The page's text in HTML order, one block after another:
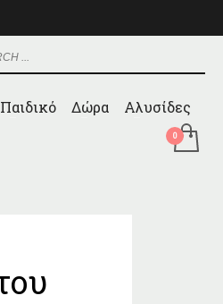
Παιδικό Δώρα Αλυσίδες